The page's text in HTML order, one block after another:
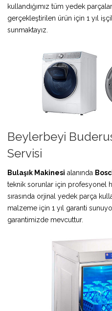
kullandığımız tüm yedek
gerçekleştirilen ürün için 1 yıl
sunmaktayız.
Beylerbeyi
Servisi
Bulaşık Makinesi alanında
teknik sorunlar için profesyonel
sırasında orjinal yedek parça
malzeme için 1 yıl garanti
garantimizde mevcuttur.